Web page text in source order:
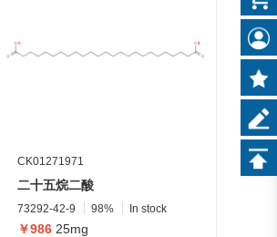
CK01271971
二十五烷二酸
73292-42-9 98% In stock
￥986 25mg